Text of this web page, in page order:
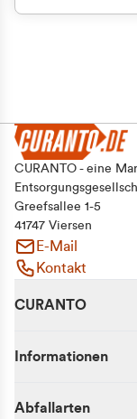
CURANTO - eine
Greefsallee 1-5
41747 Viersen
E-Mail
Kontakt
CURANTO
Informationen
Abfallarten